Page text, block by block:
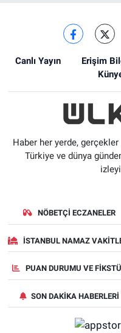
Canlı Yayın Erişim
Haber her yerde,
Türkiye ve dünya
NÖBETÇI ECZANELER
İSTANBUL NAMAZ
PUAN DURUMU VE
SON DAKIKA HABERLERI